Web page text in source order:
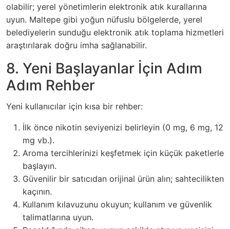
olabilir; yerel yönetimlerin elektronik atık kurallarına
uyun. Maltepe gibi yoğun nüfuslu bölgelerde, yerel
belediyelerin sunduğu elektronik atık toplama hizmetleri
araştırılarak doğru imha sağlanabilir.
8. Yeni Başlayanlar İçin Adım
Adım Rehber
Yeni kullanıcılar için kısa bir rehber:
İlk önce nikotin seviyenizi belirleyin (0 mg, 6 mg, 12
mg vb.).
Aroma tercihlerinizi keşfetmek için küçük paketlerle
başlayın.
Güvenilir bir satıcıdan orijinal ürün alın; sahtecilikten
kaçının.
Kullanım kılavuzunu okuyun; kullanım ve güvenlik
talimatlarına uyun.